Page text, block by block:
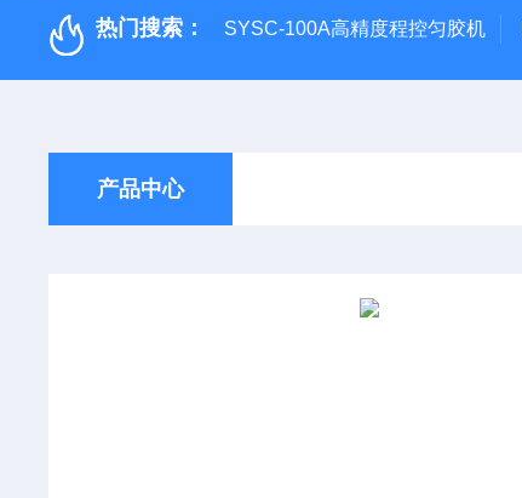
热门搜索： SYSC-100A高精度程控匀胶机
产品中心